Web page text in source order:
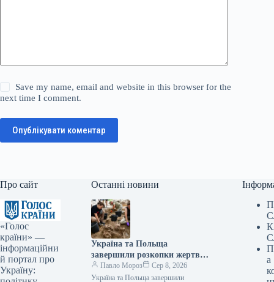
Save my name, email and website in this browser for the
next time I comment.
Опублікувати коментар
Про сайт
«Голос
країни» —
інформаційни
й портал про
Україну:
Останні новини
Україна та Польща
завершили розкопки жертв
Волинської трагедії у двох
волинських селах.
Павло Мороз
Сер 8, 2026
Україна та Польща завершили
а